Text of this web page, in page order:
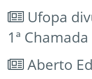
Ufopa
1ª Chamada
Aberto